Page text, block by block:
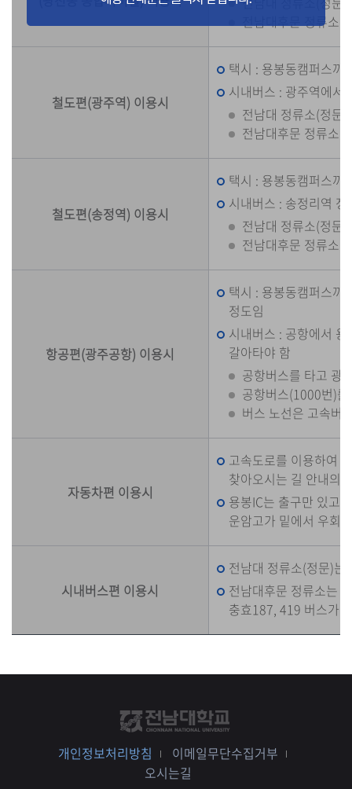
전남대후문 정류소 :
철도편(광주역) 이용시
택시 : 용봉동캠퍼스까
시내버스 : 광주역에서
전남대 정류소(정문
전남대후문 정류소
철도편(송정역) 이용시
택시 : 용봉동캠퍼스까
시내버스 : 송정리역
전남대 정류소(정문
전남대후문 정류소
항공편(광주공항) 이용시
택시 : 용봉동캠퍼스까
정도임
시내버스 : 공항에서
갈아타야 함
공항버스를 타고 광
공항버스(1000번)
버스 노선은 고속버
자동차편 이용시
고속도로를 이용하여
찾아오시는 길 안내의
용봉IC는 출구만 있고,
운암고가 밑에서 우회
시내버스편 이용시
전남대 정류소(정문)
전남대후문 정류소는
충효187, 419 버스가
개인정보처리방침
이메일무단수집거부
오시는길